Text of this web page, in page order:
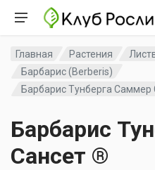
Главная Растения
Барбарис (Berberis)
Барбарис Тунберга Саммер
Барбарис
Сансет ®